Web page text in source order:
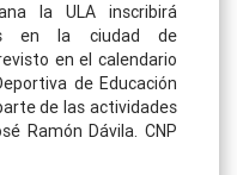
la ULA inscribirá
en la ciudad de
en el calendario
de Educación
de las actividades
Ramón Dávila. CNP